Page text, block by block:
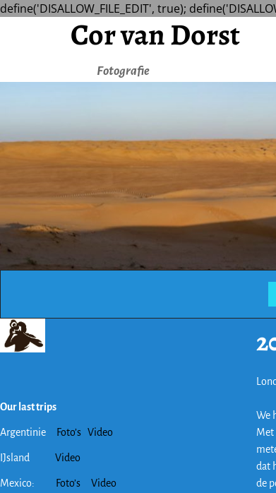
define('DISALLOW_FILE_EDIT', true);
Cor van Dorst
Fotografie
We
Met
dat
de
Our last trips
Argentinie Foto’s Video
IJsland Video
Mexico: Foto’s Video